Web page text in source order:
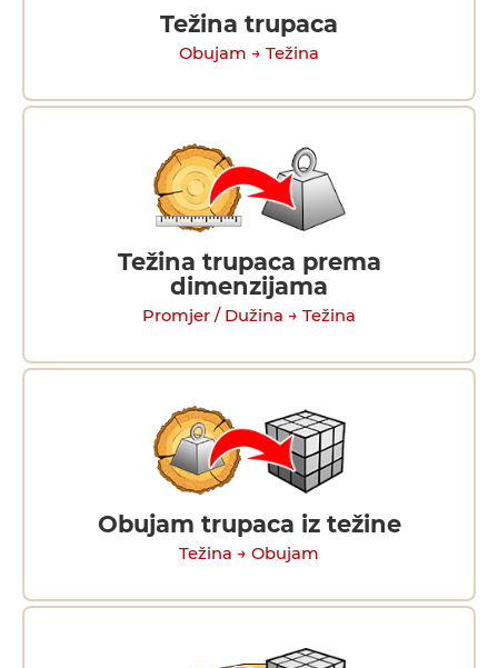
Težina trupaca
Obujam → Težina
Težina trupaca prema
dimenzijama
Promjer / Dužina → Težina
Obujam trupaca iz težine
Težina → Obujam